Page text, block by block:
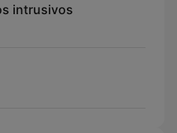
intrusivos